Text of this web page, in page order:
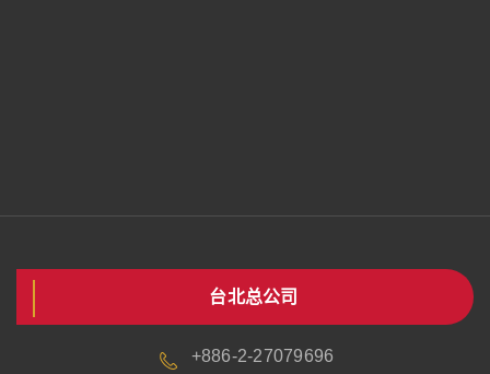
台北总公司
+886-2-27079696